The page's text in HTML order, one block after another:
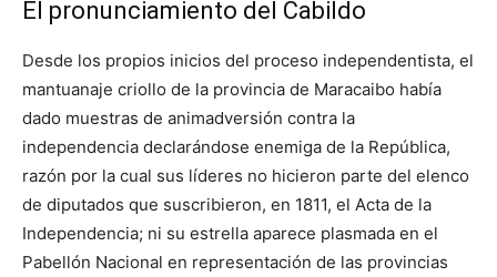
El pronunciamiento del Cabildo
Desde los propios inicios del proceso independentista, el
mantuanaje criollo de la provincia de Maracaibo había
dado muestras de animadversión contra la
independencia declarándose enemiga de la República,
razón por la cual sus líderes no hicieron parte del elenco
de diputados que suscribieron, en 1811, el Acta de la
Independencia; ni su estrella aparece plasmada en el
Pabellón Nacional en representación de las provincias